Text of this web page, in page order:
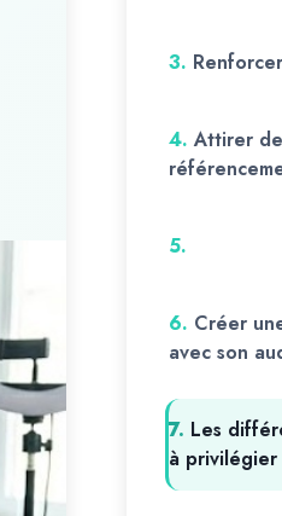
3.
4. Attirer
5.
6. Créer
avec son
7. Les
à privilégier